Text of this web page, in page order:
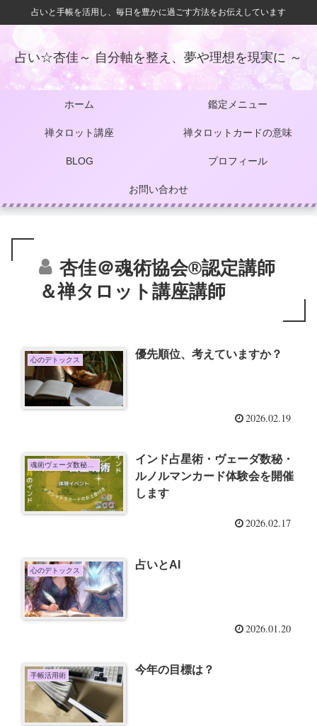
占いと手帳を活用し、毎日を豊かに過ごす方法をお伝えしています
占い☆杏佳～ 自分軸を整え、夢や理想を現実に ～
ホーム 鑑定メニュー
禅タロット講座 禅タロットカードの意味
BLOG プロフィール
お問い合わせ
杏佳＠魂術協会®認定講師
＆禅タロット講座講師
心のデトックス 優先順位、考えていますか？
2026.02.19
魂術ヴェーダ数秘ルノルマン
インド占星術・ヴェーダ数秘・
ルノルマンカード体験会を開催
します
2026.02.17
心のデトックス 占いとAI
2026.01.20
手帳活用術 今年の目標は？